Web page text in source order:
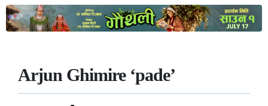
Arjun Ghimire ‘pade’